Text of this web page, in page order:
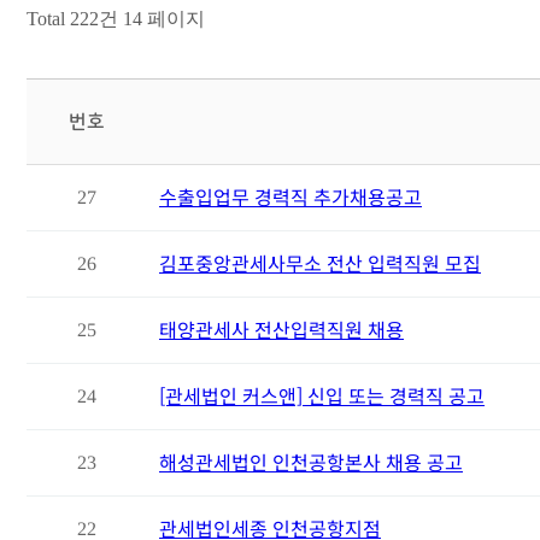
Total 222건 14 페이지
번호
27 수출입업무 경력직 추가채용공고
26 김포중앙관세사무소 전산 입력직원 모집
25 태양관세사 전산입력직원 채용
24 [관세법인 커스앤] 신입 또는 경력직 공고
23 해성관세법인 인천공항본사 채용 공고
22 관세법인세종 인천공항지점